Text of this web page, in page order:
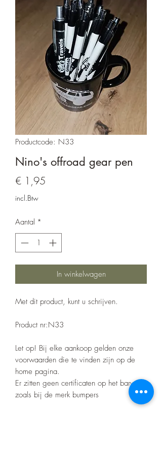
Productcode: N33
Nino's offroad gear pen
€ 1,95
incl.Btw
Aantal *
In winkelwagen
Met dit product, kunt u schrijven.
Product nr:N33
Let op! Bij elke aankoop gelden onze
voorwaarden die te vinden zijn op de
home pagina.
Er zitten geen certificaten op het barwork
zoals bij de merk bumpers